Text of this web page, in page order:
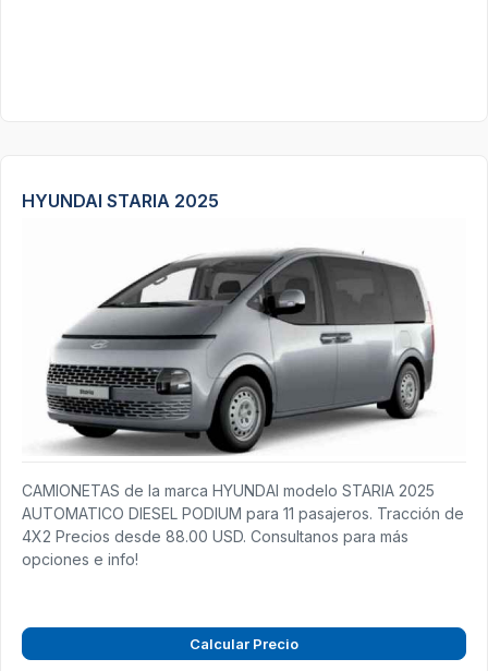
HYUNDAI STARIA 2025
CAMIONETAS de la marca HYUNDAI modelo STARIA 2025
AUTOMATICO DIESEL PODIUM para 11 pasajeros. Tracción de
4X2 Precios desde 88.00 USD. Consultanos para más
opciones e info!
Calcular Precio